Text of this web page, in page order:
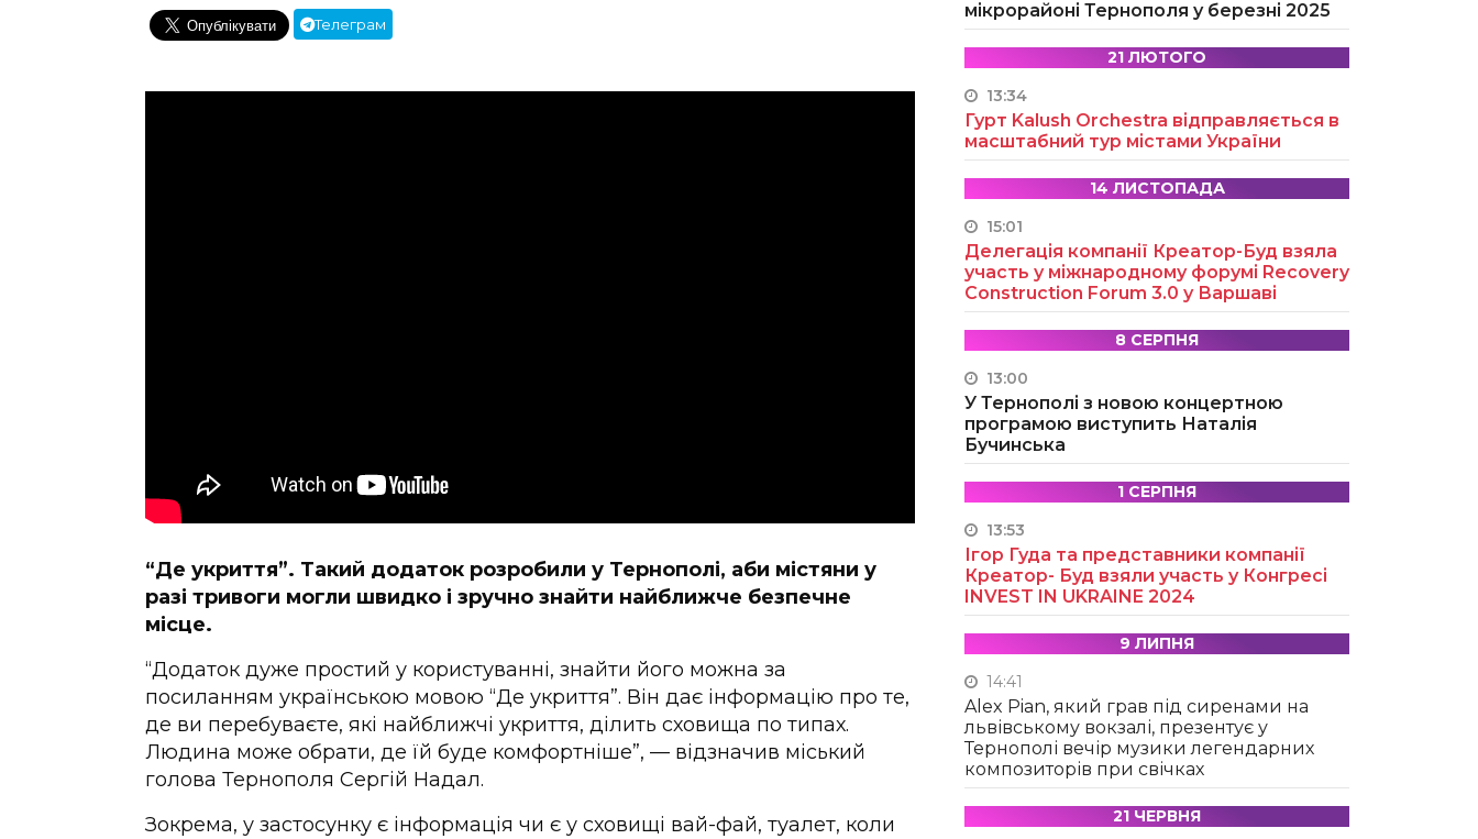
Телеграм
“Де укриття”. Такий додаток розробили у Тернополі, аби містяни у
разі тривоги могли швидко і зручно знайти найближче безпечне
місце.
“Додаток дуже простий у користуванні, знайти його можна за
посиланням українською мовою “Де укриття”. Він дає інформацію про те,
де ви перебуваєте, які найближчі укриття, ділить сховища по типах.
Людина може обрати, де їй буде комфортніше”, — відзначив міський
голова Тернополя Сергій Надал.
Зокрема, у застосунку є інформація чи є у сховищі вай-фай, туалет, коли
мікрорайоні Тернополя у березні 2025
21 ЛЮТОГО
13:34
Гурт Kalush Orchestra відправляється в
масштабний тур містами України
14 ЛИСТОПАДА
15:01
Делегація компанії Креатор-Буд взяла
участь у міжнародному форумі Recovery
Construction Forum 3.0 у Варшаві
8 СЕРПНЯ
13:00
У Тернополі з новою концертною
програмою виступить Наталія
Бучинська
1 СЕРПНЯ
13:53
Ігор Гуда та представники компанії
Креатор- Буд взяли участь у Конгресі
INVEST IN UKRAINE 2024
9 ЛИПНЯ
14:41
Alex Pian, який грав під сиренами на
львівському вокзалі, презентує у
Тернополі вечір музики легендарних
композиторів при свічках
21 ЧЕРВНЯ